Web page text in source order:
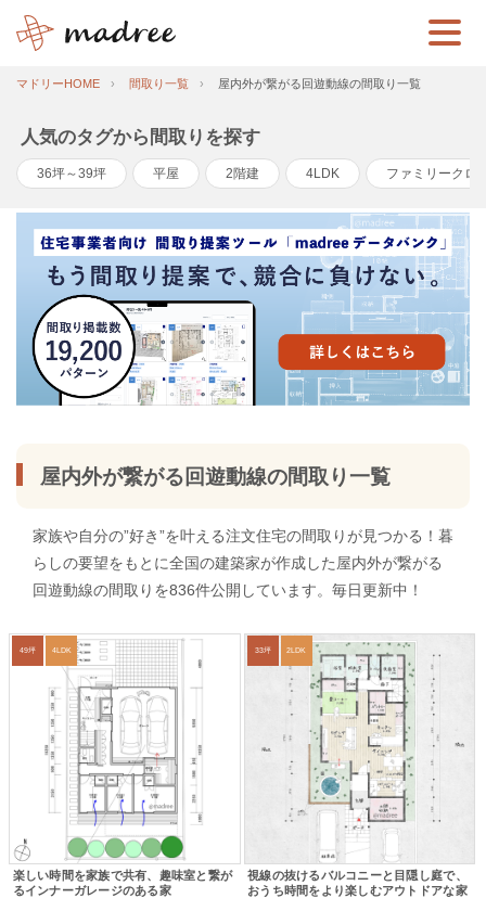
マドリーHOME 間取り一覧 屋内外が繋がる回遊動線の間取り一覧
人気のタグから間取りを探す
36坪～39坪 平屋 2階建 4LDK ファミリークロ
屋内外が繋がる回遊動線の間取り一覧
家族や自分の”好き”を叶える注文住宅の間取りが見つかる！暮
らしの要望をもとに全国の建築家が作成した屋内外が繋がる
回遊動線の間取りを836件公開しています。毎日更新中！
49坪 4LDK
楽しい時間を家族で共有、趣味室と繋が
るインナーガレージのある家
33坪 2LDK
視線の抜けるバルコニーと目隠し庭で、
おうち時間をより楽しむアウトドアな家